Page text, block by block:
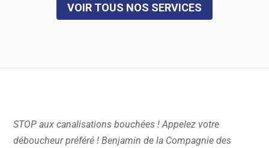
VOIR TOUS NOS SERVICES
STOP aux canalisations bouchées ! Appelez votre
déboucheur préféré ! Benjamin de la Compagnie des